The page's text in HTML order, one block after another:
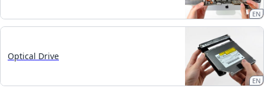
EN
Optical Drive
EN